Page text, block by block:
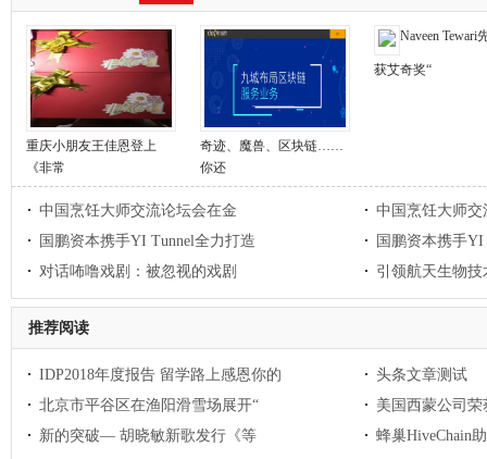
重庆小朋友王佳恩登上
《非常
奇迹、魔兽、区块链……
你还
Naveen Tewari
获艾奇奖“
中国烹饪大师交流论坛会在金
中国烹饪大师
国鹏资本携手YI Tunnel全力打造
国鹏资本携手
对话咘噜戏剧：被忽视的戏剧
引领航天生物
推荐阅读
IDP2018年度报告 留学路上感恩你的
头条文章测试
北京市平谷区在渔阳滑雪场展开“
美国西蒙公司
新的突破— 胡晓敏新歌发行《等
蜂巢HiveChain